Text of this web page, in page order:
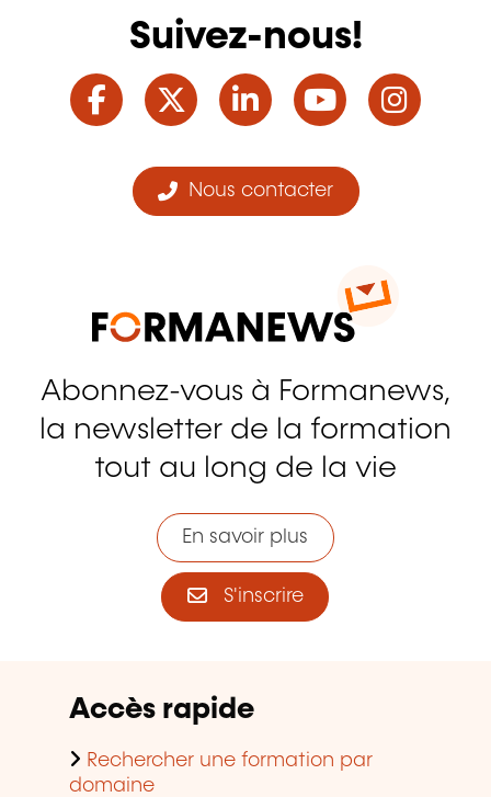
Suivez-nous!
Facebook
TwitterLinkedInYouTube
Nous contacter
Abonnez-vous à Formanews,
la newsletter de la formation
tout au long de la vie
En savoir plus
S'inscrire
Accès rapide
Rechercher une formation par
domaine